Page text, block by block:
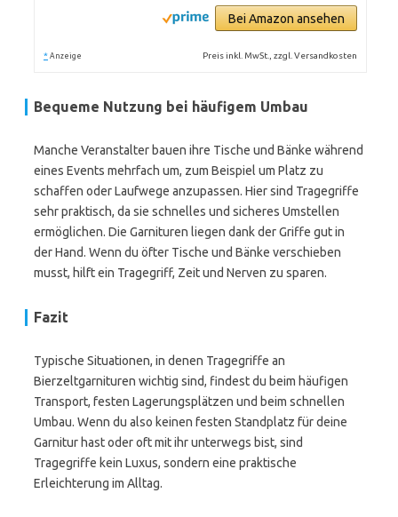
Bei Amazon ansehen
* Anzeige Preis inkl. MwSt., zzgl. Versandkosten
Bequeme Nutzung bei häufigem Umbau
Manche Veranstalter bauen ihre Tische und Bänke während
eines Events mehrfach um, zum Beispiel um Platz zu
schaffen oder Laufwege anzupassen. Hier sind Tragegriffe
sehr praktisch, da sie schnelles und sicheres Umstellen
ermöglichen. Die Garnituren liegen dank der Griffe gut in
der Hand. Wenn du öfter Tische und Bänke verschieben
musst, hilft ein Tragegriff, Zeit und Nerven zu sparen.
Fazit
Typische Situationen, in denen Tragegriffe an
Bierzeltgarnituren wichtig sind, findest du beim häufigen
Transport, festen Lagerungsplätzen und beim schnellen
Umbau. Wenn du also keinen festen Standplatz für deine
Garnitur hast oder oft mit ihr unterwegs bist, sind
Tragegriffe kein Luxus, sondern eine praktische
Erleichterung im Alltag.